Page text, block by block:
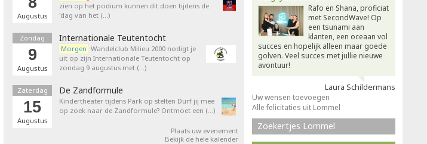
Augustus
zien op het podium kunnen dit doen tijdens de
'dag van het (…)
Zondag
9
Augustus
Internationale Teutentocht
Morgen Wandelclub Milieu 2000 nodigt je
uit op zijn Internationale Teutentocht op
zondag 9 augustus met (…)
Zaterdag
15
Augustus
De Zandformule
Kindertheater tijdens Park op stelten Durf jij mee
op zoek naar de Zandformule? Ontmoet een (…)
Plaats uw evenement
Bekijk de hele kalender
Rafo en Shana, proficiat
met SecondWave! Op
een tsunami aan
klanten, een oceaan vol
succes en hopelijk alleen maar goede
golven. Veel succes met jullie nieuwe
avontuur!
Laura Schildermans
Uw wensen toevoegen
Alle felicitaties uit Lommel
Zoekertjes Lommel